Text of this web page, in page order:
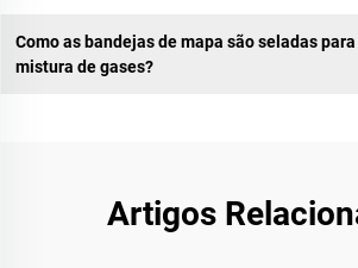
Como as bandejas de mapa são seladas
mistura de gases?
Artigos